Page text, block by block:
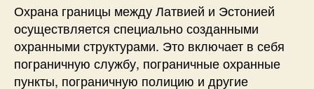
Охрана границы между Латвией и Эстонией
осуществляется специально созданными
охранными структурами. Это включает в себя
пограничную службу, пограничные охранные
пункты, пограничную полицию и другие